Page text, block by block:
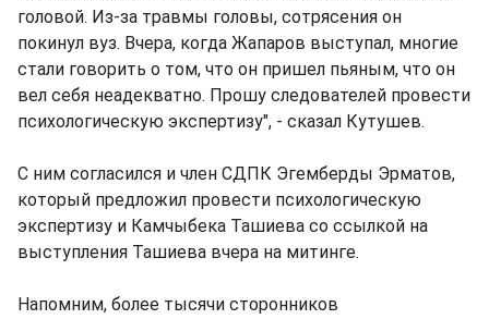
головой. Из-за травмы головы, сотрясения он
покинул вуз. Вчера, когда Жапаров выступал, многие
стали говорить о том, что он пришел пьяным, что он
вел себя неадекватно. Прошу следователей провести
психологическую экспертизу", - сказал Кутушев.
С ним согласился и член СДПК Эгемберды Эрматов,
который предложил провести психологическую
экспертизу и Камчыбека Ташиева со ссылкой на
выступления Ташиева вчера на митинге.
Напомним, более тысячи сторонников